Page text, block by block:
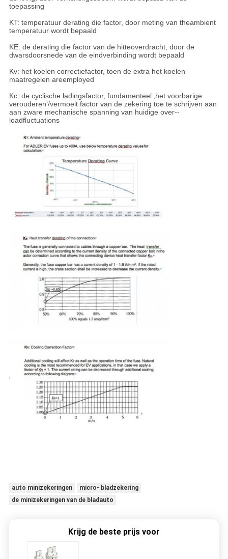
toepassing
KT: temperatuur derating die factor, door meting van theambient
temperatuur wordt bepaald
KE: de derating die factor van de hitteoverdracht, door de
dwarsdoorsnede van de eindverbinding wordt bepaald
Kv: het koelen correctiefactor, toen de extra het koelen
maatregelen areemployed
Kc: de cyclische ladingsfactor, fundamenteel ‚het voorbarige
verouderen‘/vermoeit factor van de zekering toe te schrijven aan
aan zware mechanische spanning van huidige over--
loadfluctuations
auto minizekeringen
micro- bladzekering
de minizekeringen van de bladauto
Krijg de beste prijs voor